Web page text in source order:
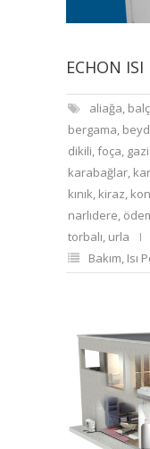
ECHON ISI
aliağa,
bergama,
dikili,foça,
karabağlar,
kınık, kiraz,
narlıdere,
torbalı, urla
Bakım, Isı